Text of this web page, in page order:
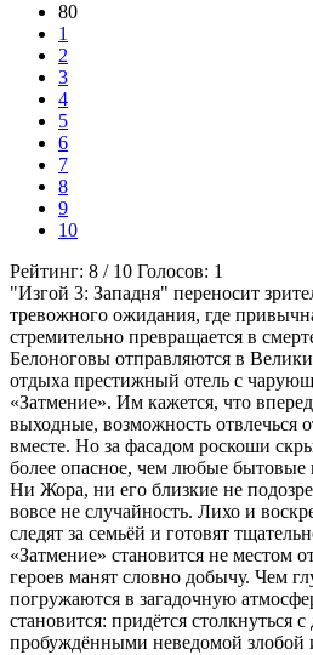
80
1
2
3
4
5
6
7
8
9
10
Рейтинг: 8 / 10 Голосов: 1
"Изгой 3: Западня" переносит
тревожного ожидания, где
стремительно превращается в
Белоноговы отправляются в
отдыха престижный отель с
«Затмение». Им кажется, что
выходные, возможность отвлечься
вместе. Но за фасадом роскоши
более опасное, чем любые бытовые
Ни Жора, ни его близкие не
вовсе не случайность. Лихо и
следят за семьёй и готовят
«Затмение» становится не местом
героев манят словно добычу. Чем
погружаются в загадочную
становится: придётся столкнуться
пробуждёнными неведомой злобой